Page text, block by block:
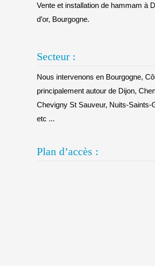
Vente et installation de hammam à
d’or, Bourgogne.
Secteur :
Nous intervenons en Bourgogne,
principalement autour de Dijon,
Chevigny St Sauveur, Nuits-Saints-
etc ...
Plan d’accès :